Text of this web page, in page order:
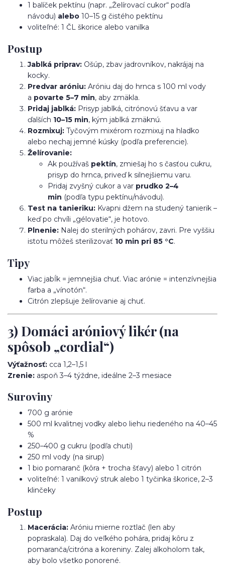
1 balíček pektínu (napr. „Želírovací cukor“ podľa
návodu) alebo 10–15 g čistého pektínu
voliteľné: 1 ČL škorice alebo vanilka
Postup
Jablká priprav: Ošúp, zbav jadrovníkov, nakrájaj na
kocky.
Predvar aróniu: Aróniu daj do hrnca s 100 ml vody
a povarte 5–7 min, aby zmäkla.
Pridaj jablká: Prisyp jablká, citrónovú šťavu a var
ďalších 10–15 min, kým jablká zmäknú.
Rozmixuj: Tyčovým mixérom rozmixuj na hladko
alebo nechaj jemné kúsky (podľa preferencie).
Želírovanie:
Ak používaš pektín, zmiešaj ho s časťou cukru,
prisyp do hrnca, priveď k silnejšiemu varu.
Pridaj zvyšný cukor a var prudko 2–4
min (podľa typu pektínu/návodu).
Test na tanieriku: Kvapni džem na studený tanierik –
keď po chvíli „gélovatie“, je hotovo.
Plnenie: Nalej do sterilných pohárov, zavri. Pre vyššiu
istotu môžeš sterilizovať 10 min pri 85 °C.
Tipy
Viac jabĺk = jemnejšia chuť. Viac arónie = intenzívnejšia
farba a „vínotón“.
Citrón zlepšuje želírovanie aj chuť.
3) Domáci aróniový likér (na
spôsob „cordial“)
Výťažnosť: cca 1,2–1,5 l
Zrenie: aspoň 3–4 týždne, ideálne 2–3 mesiace
Suroviny
700 g arónie
500 ml kvalitnej vodky alebo liehu riedeného na 40–45
%
250–400 g cukru (podľa chuti)
250 ml vody (na sirup)
1 bio pomaranč (kôra + trocha šťavy) alebo 1 citrón
voliteľné: 1 vanilkový struk alebo 1 tyčinka škorice, 2–3
klinčeky
Postup
Macerácia: Aróniu mierne roztlač (len aby
popraskala). Daj do veľkého pohára, pridaj kôru z
pomaranča/citróna a koreniny. Zalej alkoholom tak,
aby bolo všetko ponorené.